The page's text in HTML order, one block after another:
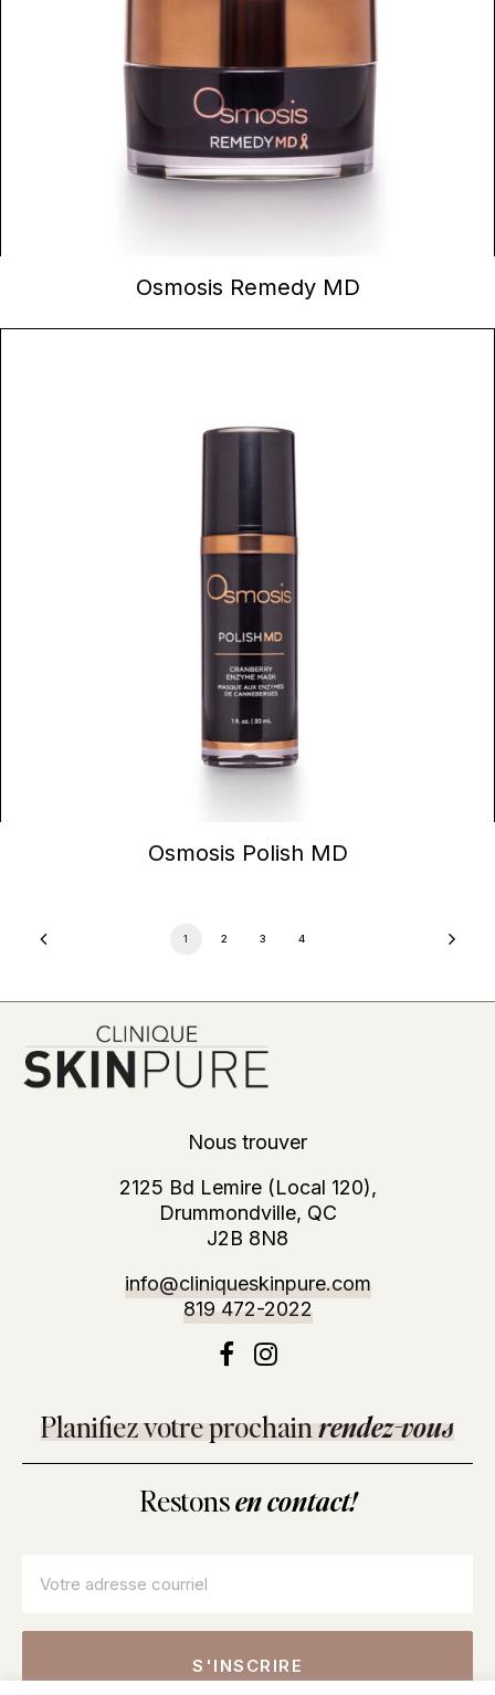
CONTINUER LA LECTURE
Osmosis Remedy MD
CONTINUER LA LECTURE
Osmosis Polish MD
1 2 3 4
Nous trouver
2125 Bd Lemire (Local 120),
Drummondville, QC
J2B 8N8
info@cliniqueskinpure.com
819 472-2022
Planifiez votre prochainrendez-vous
Restonsen contact!